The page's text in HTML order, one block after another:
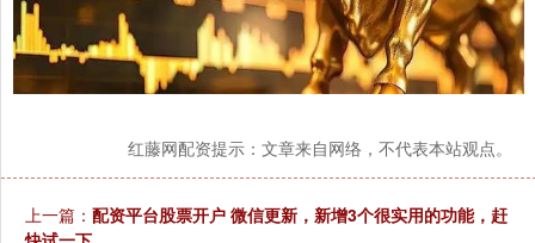
红藤网配资提示：文章来自网络，不代表本站观点。
上一篇： 配资平台股票开户 微信更新，新增3个很实用的功能，赶